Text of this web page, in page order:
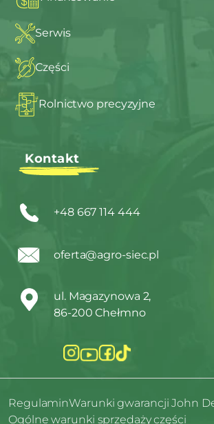
Serwis
Części
Rolnictwo precyzyjne
Kontakt
+48 667 114 444
oferta@agro-siec.pl
ul. Magazynowa 2,
86-200 Chełmno
RegulaminWarunki gwarancji John
Ogólne warunki sprzedaży części